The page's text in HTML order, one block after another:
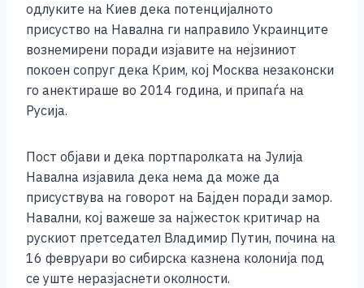
одлуките на Киев дека потенцијалното
присуство на Навална ги направило Украинците
вознемирени поради изјавите на нејзиниот
покоен сопруг дека Крим, кој Москва незаконски
го анектираше во 2014 година, и припаѓа на
Русија.
Пост објави и дека портпаролката на Јулија
Навална изјавила дека нема да може да
присуствува на говорот на Бајден поради замор.
Навални, кој важеше за најжесток критичар на
рускиот претседател Владимир Путин, почина на
16 февруари во сибирска казнена колонија под
се уште неразјаснети околности.